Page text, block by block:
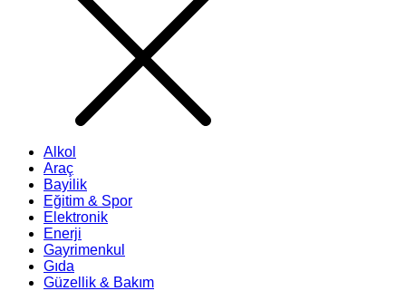
Alkol
Araç
Bayilik
Eğitim & Spor
Elektronik
Enerji
Gayrimenkul
Gıda
Güzellik & Bakım